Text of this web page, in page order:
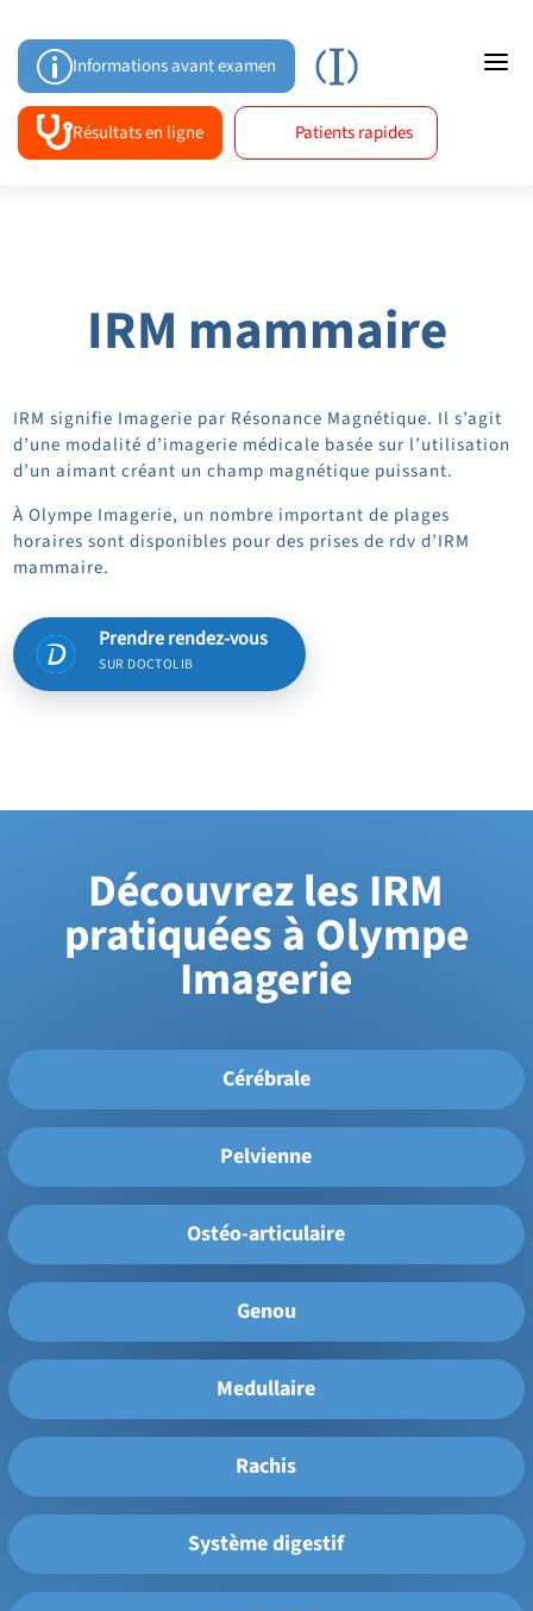
pInformations avant examen a
Patients rapides
Résultats en ligne
IRM mammaire
IRM signifie Imagerie par Résonance Magnétique. Il s’agit
d’une modalité d’imagerie médicale basée sur l’utilisation
d’un aimant créant un champ magnétique puissant.
À Olympe Imagerie, un nombre important de plages
horaires sont disponibles pour des prises de rdv d’IRM
mammaire.
Prendre rendez-vous
SUR DOCTOLIB
Découvrez les IRM
pratiquées à Olympe
Imagerie
Cérébrale
Pelvienne
Ostéo-articulaire
Genou
Medullaire
Rachis
Système digestif